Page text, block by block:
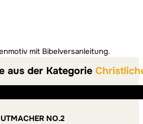
aus der Kategorie
NO.2